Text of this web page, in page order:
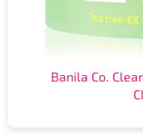
Banila Co.